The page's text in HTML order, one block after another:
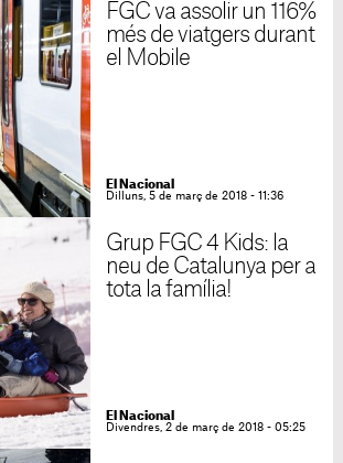
FGC va assolir un 116%
més de viatgers durant
el Mobile
El Nacional
Dilluns, 5 de març de 2018 - 11:36
Grup FGC 4 Kids: la
neu de Catalunya per a
tota la família!
El Nacional
Divendres, 2 de març de 2018 - 05:25